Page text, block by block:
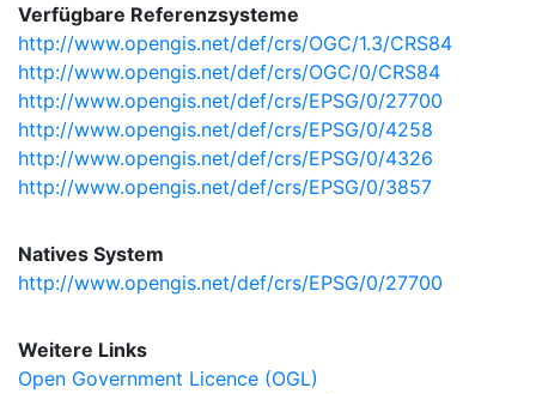
Verfügbare Referenzsysteme
http://www.opengis.net/def/crs/OGC/1.3/CRS84
http://www.opengis.net/def/crs/OGC/0/CRS84
http://www.opengis.net/def/crs/EPSG/0/27700
http://www.opengis.net/def/crs/EPSG/0/4258
http://www.opengis.net/def/crs/EPSG/0/4326
http://www.opengis.net/def/crs/EPSG/0/3857
Natives System
http://www.opengis.net/def/crs/EPSG/0/27700
Weitere Links
Open Government Licence (OGL)